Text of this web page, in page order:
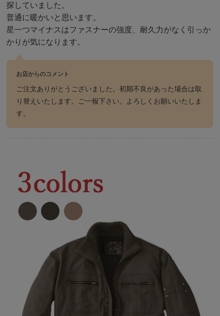
探していました。
普通に暖かいと思います。
星一つマイナスはファスナーの強度、耐久力がなく引っか
かりが気になります。
お店からのコメント
ご注文ありがとうございました。初期不良があった場合は取
り替えいたします。ご一報下さい。よろしくお願いいたしま
す。